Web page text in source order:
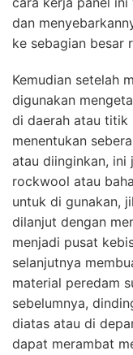
dan
ke sebagian besar
Kemudian setelah
digunakan
di daerah atau titik
menentukan
atau diinginkan, ini
rockwool atau
untuk di gunakan,
dilanjut dengan
menjadi pusat
selanjutnya
material peredam
sebelumnya,
diatas atau di
dapat merambat